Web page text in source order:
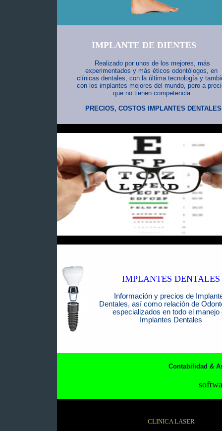
IMPLANTE DE DIENTES
Realizado por unos de los mejores, más
experimentados y más éticos odontólogos, en
clínicas dentales, con la última tecnología y
con los implantes mejores del mundo, pero a
que no tienen competencia.
PRECIOS, COSTOS IMPLANTES DENTALES
IMPLANTES DENTALES
Información y precios de
Dentales, así como relación de
especializados en todo el manejo
Implantes Dentales
Contabilidad &
CLINICA LASER